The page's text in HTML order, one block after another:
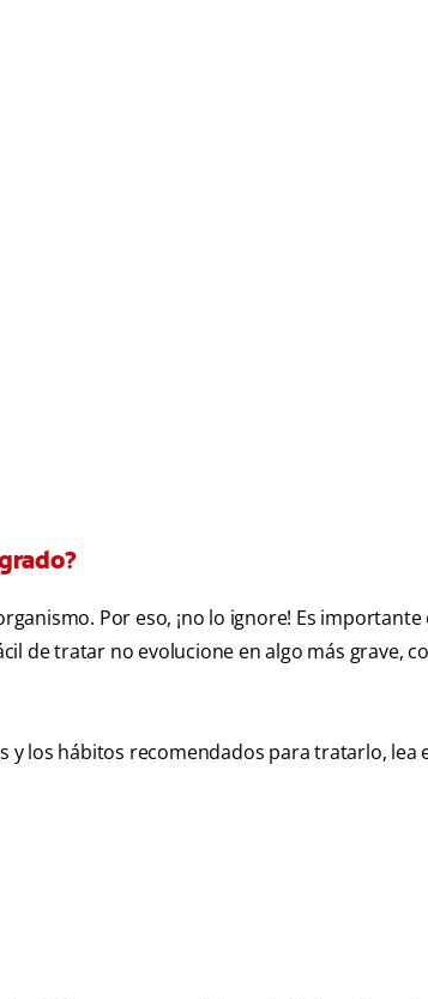
Por eso, ¡no lo ignore! Es importante
de tratar no evolucione en algo más grave,
y los hábitos recomendados para tratarlo, lea